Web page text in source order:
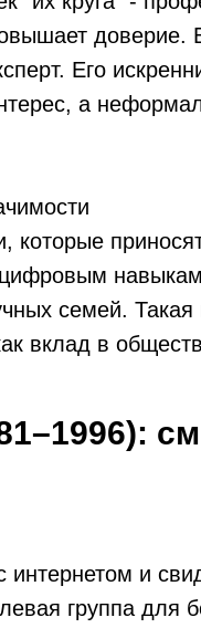
Его
а
которые
семей.
вклад в
и
группа для